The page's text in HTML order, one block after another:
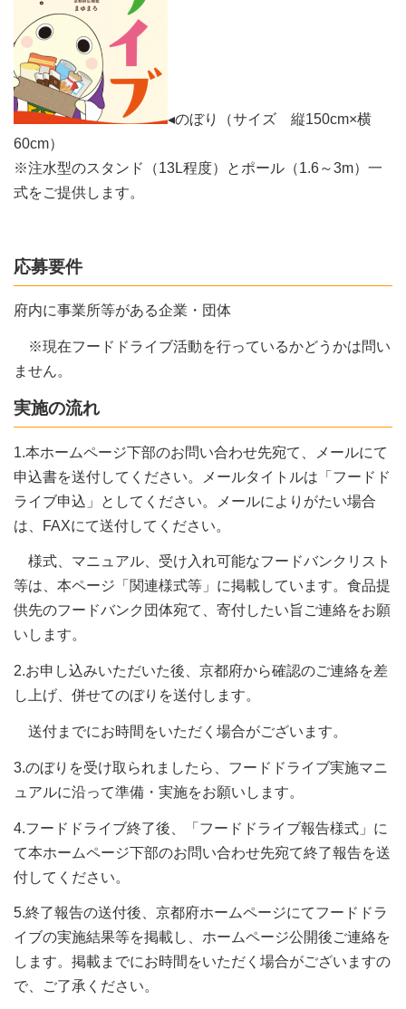
◂のぼり（サイズ 縦150cm×横
60cm）
※注水型のスタンド（13L程度）とポール（1.6～3m）一
式をご提供します。
応募要件
府内に事業所等がある企業・団体
※現在フードドライブ活動を行っているかどうかは問い
ません。
実施の流れ
1.本ホームページ下部のお問い合わせ先宛て、メールにて
申込書を送付してください。メールタイトルは「フードド
ライブ申込」としてください。メールによりがたい場合
は、FAXにて送付してください。
様式、マニュアル、受け入れ可能なフードバンクリスト
等は、本ページ「関連様式等」に掲載しています。食品提
供先のフードバンク団体宛て、寄付したい旨ご連絡をお願
いします。
2.お申し込みいただいた後、京都府から確認のご連絡を差
し上げ、併せてのぼりを送付します。
送付までにお時間をいただく場合がございます。
3.のぼりを受け取られましたら、フードドライブ実施マニ
ュアルに沿って準備・実施をお願いします。
4.フードドライブ終了後、「フードドライブ報告様式」に
て本ホームページ下部のお問い合わせ先宛て終了報告を送
付してください。
5.終了報告の送付後、京都府ホームページにてフードドラ
イブの実施結果等を掲載し、ホームページ公開後ご連絡を
します。掲載までにお時間をいただく場合がございますの
で、ご了承ください。